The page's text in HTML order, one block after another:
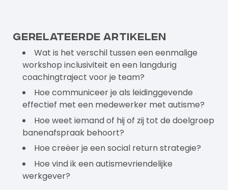
Gerelateerde artikelen
Wat is het verschil tussen een eenmalige
workshop inclusiviteit en een langdurig
coachingtraject voor je team?
Hoe communiceer je als leidinggevende
effectief met een medewerker met autisme?
Hoe weet iemand of hij of zij tot de doelgroep
banenafspraak behoort?
Hoe creëer je een social return strategie?
Hoe vind ik een autismevriendelijke
werkgever?